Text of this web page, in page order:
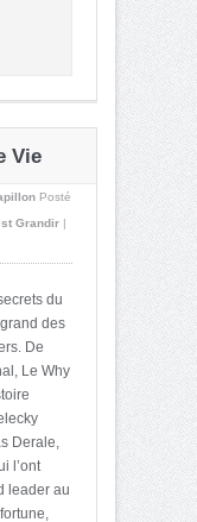
Vie
Posté
Grandir |
du
des
De
Le Why
Derale,
l’ont
leader au